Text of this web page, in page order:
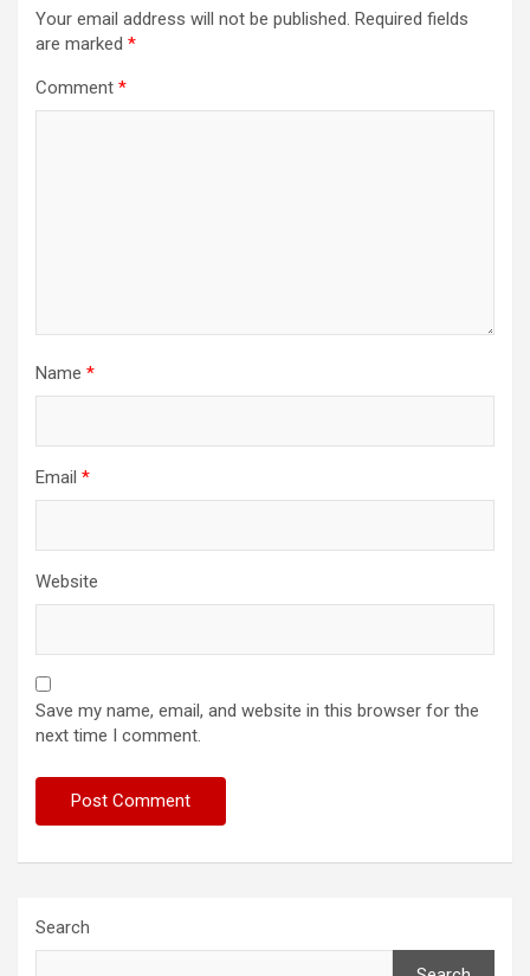
Your email address will not be published. Required fields
are marked *
Comment *
Name *
Email *
Website
Save my name, email, and website in this browser for the
next time I comment.
Search